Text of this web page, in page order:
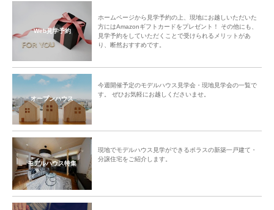
Web見学予約
ホームページから見学予約の上、現地にお越しいただいた
方にはAmazonギフトカードをプレゼント！ その他にも、
見学予約をしていただくことで受けられるメリットがあ
り、断然おすすめです。
オープンハウス
今週開催予定のモデルハウス見学会・現地見学会の一覧で
す。 ぜひお気軽にお越しくださいませ。
モデルハウス特集
現地でモデルハウス見学ができるポラスの新築一戸建て・
分譲住宅をご紹介します。